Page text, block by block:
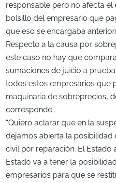
responsable pero no afecta el
bolsillo del empresario que
que eso se encargaba
Respecto a la causa por
este caso no hay que
sumaciones de juicio a
todos estos empresarios que
maquinaria de sobreprecios,
corresponde”.
“Quiero aclarar que en la
dejamos abierta la posibilidad
civil por reparación. El Estado
Estado va a tener la
empresarios para que se